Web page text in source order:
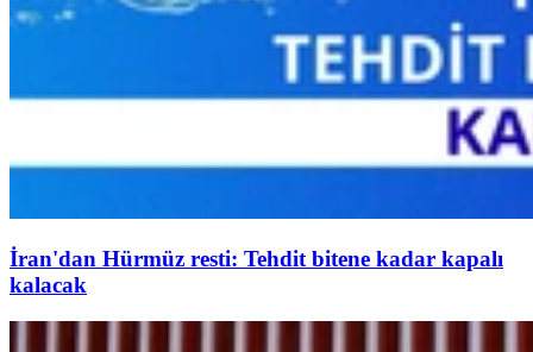
İran'dan Hürmüz resti: Tehdit bitene kadar kapalı
kalacak